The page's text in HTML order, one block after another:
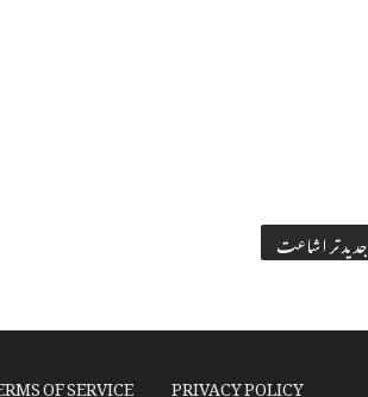
جدید تر اشاعت
OF SERVICE PRIVACY POLICY